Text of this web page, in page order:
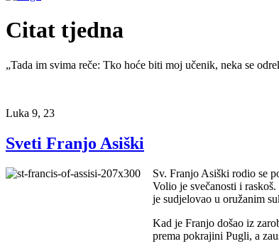
Citat tjedna
„Tada im svima reče: Tko hoće biti moj učenik, neka se
Luka 9, 23
Sveti Franjo Asiški
Sv. Franjo Asiški rodio se
Volio je svečanosti i
je sudjelovao u oružanim
Kad je Franjo došao iz
prema pokrajini Pugli, a